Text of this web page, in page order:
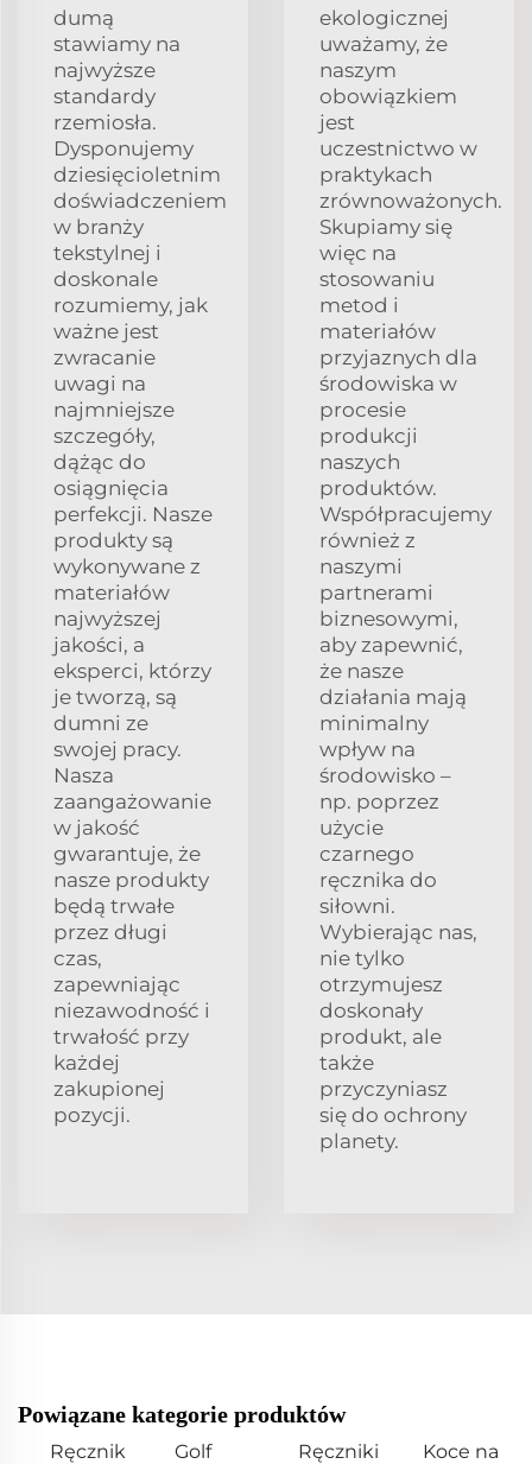
dumą
stawiamy na
najwyższe
standardy
rzemiosła.
Dysponujemy
dziesięcioletnim
doświadczeniem
w branży
tekstylnej i
doskonale
rozumiemy, jak
ważne jest
zwracanie
uwagi na
najmniejsze
szczegóły,
dążąc do
osiągnięcia
perfekcji. Nasze
produkty są
wykonywane z
materiałów
najwyższej
jakości, a
eksperci, którzy
je tworzą, są
dumni ze
swojej pracy.
Nasza
zaangażowanie
w jakość
gwarantuje, że
nasze produkty
będą trwałe
przez długi
czas,
zapewniając
niezawodność i
trwałość przy
każdej
zakupionej
pozycji.
ekologicznej
uważamy, że
naszym
obowiązkiem
jest
uczestnictwo w
praktykach
zrównoważonych.
Skupiamy się
więc na
stosowaniu
metod i
materiałów
przyjaznych dla
środowiska w
procesie
produkcji
naszych
produktów.
Współpracujemy
również z
naszymi
partnerami
biznesowymi,
aby zapewnić,
że nasze
działania mają
minimalny
wpływ na
środowisko –
np. poprzez
użycie
czarnego
ręcznika do
siłowni.
Wybierając nas,
nie tylko
otrzymujesz
doskonały
produkt, ale
także
przyczyniasz
się do ochrony
planety.
Powiązane kategorie produktów
Ręcznik
Golf
Ręczniki
Koce na